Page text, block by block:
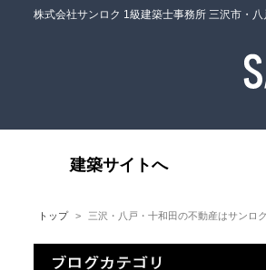
株式会社サンロク 1級建築士事務所 三沢市・
建築サイトへ
トップ 三沢・八戸・十和田の不動産はサンロ